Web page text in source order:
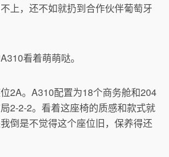
上，还不如就扔到合作伙伴葡萄牙
看着萌萌哒。
2A。A310配置为18个商务舱和204
2-2-2。看着这座椅的质感和款式就
倒是不觉得这个座位旧，保养得还